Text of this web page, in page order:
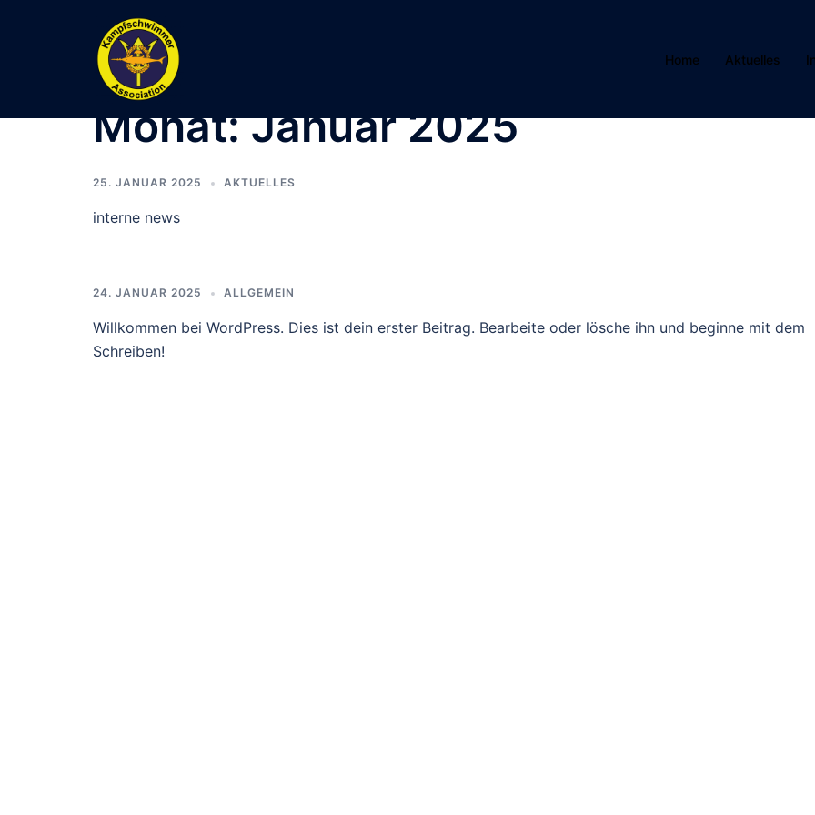
Home Aktuelles
Monat:Januar 2025
25. JANUAR 2025 AKTUELLES
interne news
24. JANUAR 2025 ALLGEMEIN
Willkommen bei WordPress. Dies ist dein erster Beitrag. Bearbeite oder lösche ihn und beginne mit dem
Schreiben!